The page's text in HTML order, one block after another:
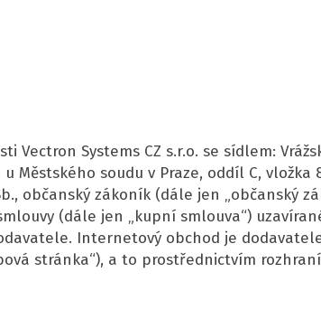
Systems CZ s.r.o. se sídlem:
Městského soudu v Praze, oddíl C, vložka
občanský zákoník (dále jen „občanský
(dále jen „kupní smlouva“)
Internetový obchod je
stránka“), a to prostřednictvím